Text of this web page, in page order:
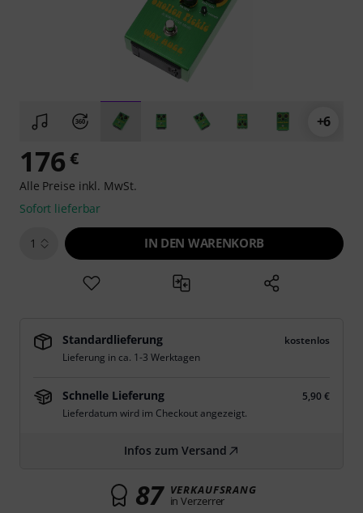
+6
176 €
Alle Preise inkl. MwSt.
Sofort lieferbar
1 IN DEN WARENKORB
Standardlieferung
kostenlos
Lieferung in ca. 1-3 Werktagen
Schnelle Lieferung
5,90 €
Lieferdatum wird im Checkout angezeigt.
Infos zum Versand
87 VERKAUFSRANG
in Verzerrer